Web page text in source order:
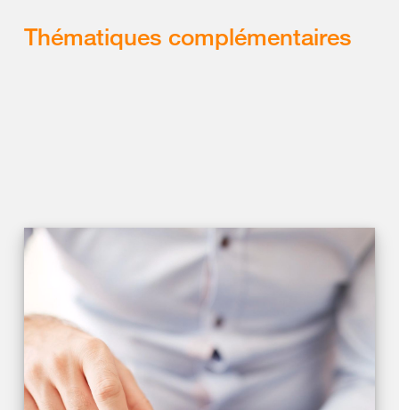
Thématiques complémentaires